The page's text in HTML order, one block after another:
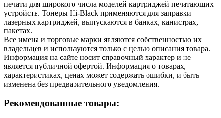
печати для широкого числа моделей картриджей печатающих
устройств. Тонеры Hi-Black применяются для заправки
лазерных картриджей, выпускаются в банках, канистрах,
пакетах.
Все имена и торговые марки являются собственностью их
владельцев и используются только с целью описания товара.
Информация на сайте носит справочный характер и не
является публичной офертой. Информация о товарах,
характеристиках, ценах может содержать ошибки, и быть
изменена без предварительного уведомления.
Рекомендованные товары: